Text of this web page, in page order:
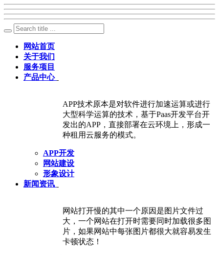
网站首页
关于我们
服务项目
产品中心
APP技术原本是对软件进行加速运算或进行
大型科学运算的技术，基于Paas开发平台开
发出的APP，直接部署在云环境上，形成一
种租用云服务的模式。
APP开发
网站建设
形象设计
新闻资讯
网站打开慢的其中一个原因是图片文件过
大，一个网站在打开时需要同时加载很多图
片，如果网站中每张图片都很大就容易发生
卡顿状态！